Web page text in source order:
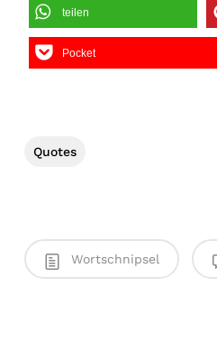
teilen
Pocket
Quotes
Wortschnipsel